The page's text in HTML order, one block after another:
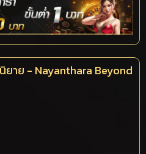
ยาย - Nayanthara Beyond